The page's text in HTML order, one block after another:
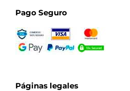
Pago Seguro
Páginas legales